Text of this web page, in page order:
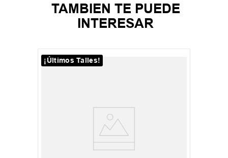
TAMBIEN TE PUEDE
INTERESAR
¡Últimos Talles!